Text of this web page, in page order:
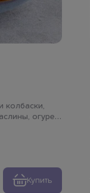
огурец
Купить